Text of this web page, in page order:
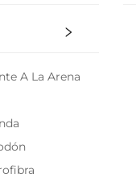
A La Arena